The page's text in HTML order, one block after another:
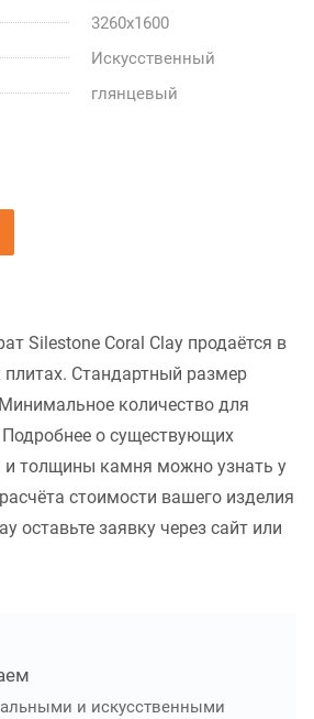
3260x1600
Искусственный
глянцевый
Silestone Coral Clay продаётся в
Стандартный размер
количество для
о существующих
и толщины камня можно узнать у
стоимости вашего изделия
оставьте заявку через сайт или
и искусственными